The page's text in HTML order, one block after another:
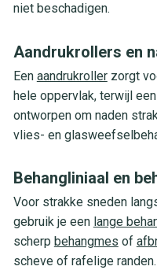
niet beschadigen.
Aandrukrollers en
Een aandrukrollerzorgt
hele oppervlak, terwijl een
ontworpen om naden
vlies- en
Behangliniaal en
Voor strakke sneden
gebruik je een lange
scherp behangmes of
scheve of rafelige randen.